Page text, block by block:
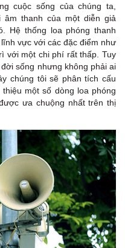
cuộc sống của chúng ta,
thanh của một diễn giả
Hệ thống loa phóng thanh
vực với các đặc điểm như
với một chi phí rất thấp. Tuy
sống nhưng không phải ai
chúng tôi sẽ phân tích cấu
một số dòng loa phóng
ưa chuộng nhất trên thị